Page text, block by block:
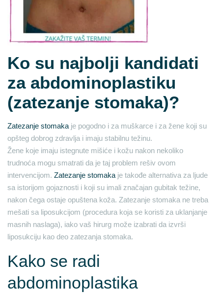
Ko su najbolji kandidati
za abdominoplastiku
(zatezanje stomaka)?
Zatezanje stomaka je pogodno i za muškarce i za žene koji su
opšteg dobrog zdravlja i imaju stabilnu težinu.
Žene koje imaju istegnute mišiće i kožu nakon nekoliko
trudnoća mogu smatrati da je taj problem rešiv ovom
intervencijom. Zatezanje stomaka je takođe alternativa za ljude
sa istorijom gojaznosti i koji su imali značajan gubitak težine,
nakon čega ostaje opuštena koža. Zatezanje stomaka ne treba
mešati sa liposukcijom (procedura koja se koristi za uklanjanje
masnih naslaga), iako vaš hirurg može izabrati da izvrši
liposukciju kao deo zatezanja stomaka.
Kako se radi
abdominoplastika